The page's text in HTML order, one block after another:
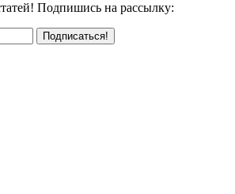
Подпишись на рассылку: